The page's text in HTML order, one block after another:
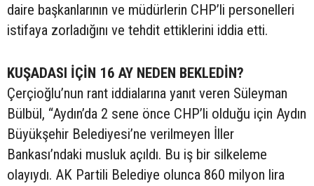
daire başkanlarının ve müdürlerin CHP’li personelleri
istifaya zorladığını ve tehdit ettiklerini iddia etti.
KUŞADASI İÇİN 16 AY NEDEN BEKLEDİN?
Çerçioğlu’nun rant iddialarına yanıt veren Süleyman
Bülbül, “Aydın’da 2 sene önce CHP’li olduğu için Aydın
Büyükşehir Belediyesi’ne verilmeyen İller
Bankası’ndaki musluk açıldı. Bu iş bir silkeleme
olayıydı. AK Partili Belediye olunca 860 milyon lira